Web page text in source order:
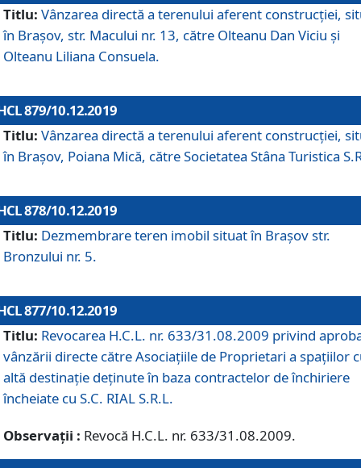
Titlu: Vânzarea directă a terenului aferent construcției,
în Brașov, str. Macului nr. 13, către Olteanu Dan Viciu și
Olteanu Liliana Consuela.
879/10.12.2019
Titlu: Vânzarea directă a terenului aferent construcției,
în Brașov, Poiana Mică, către Societatea Stâna Turistica
878/10.12.2019
Titlu: Dezmembrare teren imobil situat în Brașov str.
Bronzului nr. 5.
877/10.12.2019
Titlu: Revocarea H.C.L. nr. 633/31.08.2009 privind
vânzării directe către Asociațiile de Proprietari a spațiilor
altă destinație deținute în baza contractelor de închiriere
încheiate cu S.C. RIAL S.R.L.
Observații : Revocă H.C.L. nr. 633/31.08.2009.